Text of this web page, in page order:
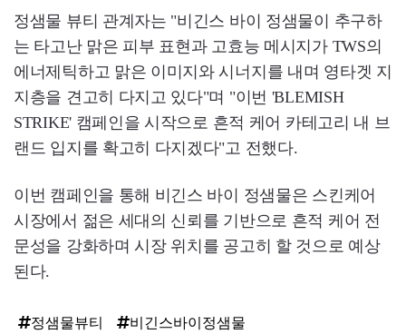
정샘물 뷰티 관계자는 "비긴스 바이 정샘물이 추구하
는 타고난 맑은 피부 표현과 고효능 메시지가 TWS의
에너제틱하고 맑은 이미지와 시너지를 내며 영타겟 지
지층을 견고히 다지고 있다"며 "이번 'BLEMISH
STRIKE' 캠페인을 시작으로 흔적 케어 카테고리 내 브
랜드 입지를 확고히 다지겠다"고 전했다.
이번 캠페인을 통해 비긴스 바이 정샘물은 스킨케어
시장에서 젊은 세대의 신뢰를 기반으로 흔적 케어 전
문성을 강화하며 시장 위치를 공고히 할 것으로 예상
된다.
정샘물뷰티
비긴스바이정샘물